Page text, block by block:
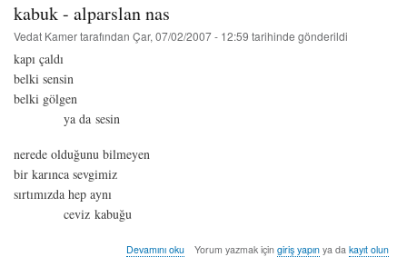
kabuk - alparslan nas
Vedat Kamertarafından Çar, 07/02/2007 - 12:59 tarihinde gönderildi
kapı çaldı
belki sensin
belki gölgen
ya da sesin
nerede olduğunu bilmeyen
bir karınca sevgimiz
sırtımızda hep aynı
ceviz kabuğu
kabuk
Devamını oku Yorum yazmak için giriş yapınya da kayıt olun